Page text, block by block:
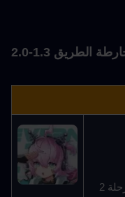
الطريق 1.3-2.0
2